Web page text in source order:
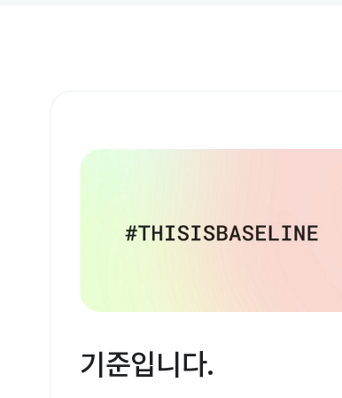
기준입니다.